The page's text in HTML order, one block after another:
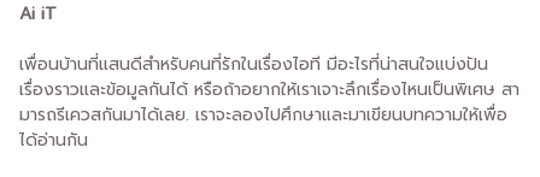
Ai iT
เพื่อนบ้านที่แสนดีสำหรับคนที่รักในเรื่องไอที มีอะไรที่น่าสนใจแบ่งปัน
เรื่องราวและข้อมูลกันได้ หรือถ้าอยากให้เราเจาะลึกเรื่องไหนเป็นพิเศษ สา
มารถรีเควสกันมาได้เลย. เราจะลองไปศึกษาและมาเขียนบทความให้เพื่อ
ได้อ่านกัน